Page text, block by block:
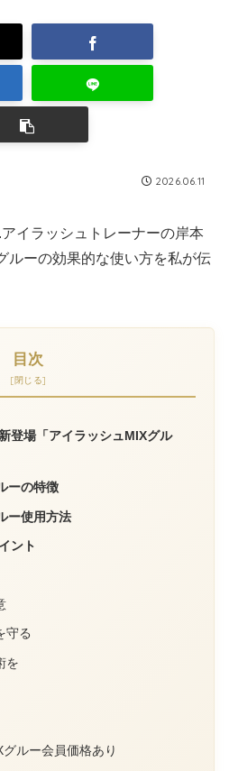
2026.06.11
イラッシュトレーナーの岸本
ルーの効果的な使い方を私が伝
目次
登場「アイラッシュMIXグル
ーの特徴
ー使用方法
ント
守る
を
ルー会員価格あり